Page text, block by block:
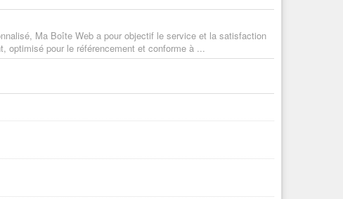
Ma Boîte Web a pour objectif le service et la satisfaction
optimisé pour le référencement et conforme à ...